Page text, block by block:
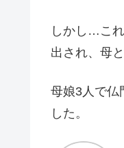
しかし…こ
出され、母
母娘3人で仏
した。